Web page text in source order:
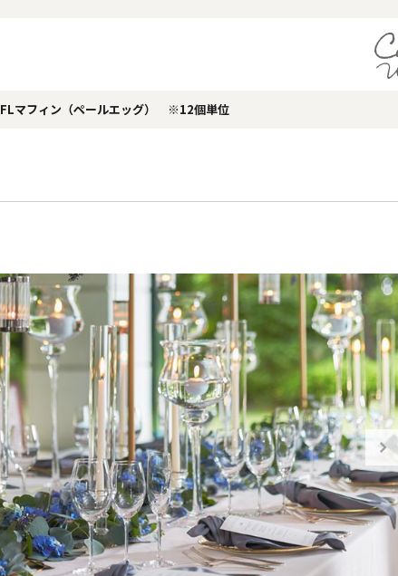
（ブランド）offti 《オフティ》
ALL
（ブランド）YURAGI《ゆらぎ》
ALL
FLマフィン（ペールエッグ） ※12個単位